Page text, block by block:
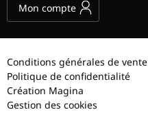
Mon compte
Conditions générales de vente
Politique de confidentialité
Création Magina
Gestion des cookies